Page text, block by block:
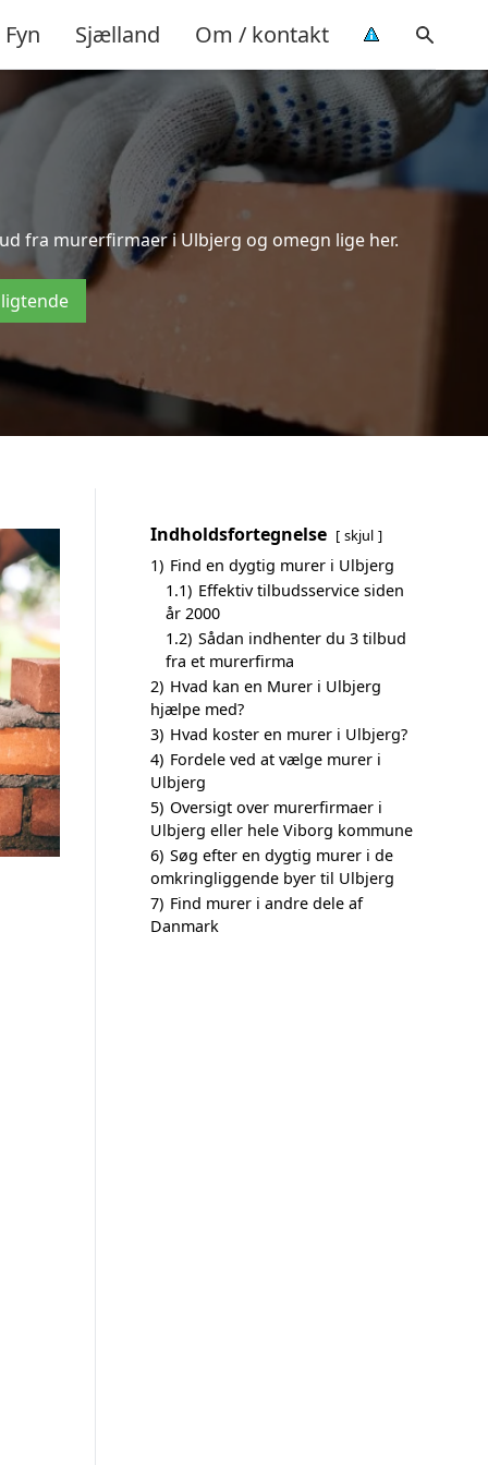
Fyn Sjælland Om / kontakt
fra murerfirmaer i Ulbjerg og omegn lige her.
Indholdsfortegnelse skjul
1) Find en dygtig murer i Ulbjerg
1.1) Effektiv tilbudsservice siden
år 2000
1.2) Sådan indhenter du 3 tilbud
fra et murerfirma
2) Hvad kan en Murer i Ulbjerg
hjælpe med?
3) Hvad koster en murer i Ulbjerg?
4) Fordele ved at vælge murer i
Ulbjerg
5) Oversigt over murerfirmaer i
Ulbjerg eller hele Viborg kommune
6) Søg efter en dygtig murer i de
omkringliggende byer til Ulbjerg
7) Find murer i andre dele af
Danmark